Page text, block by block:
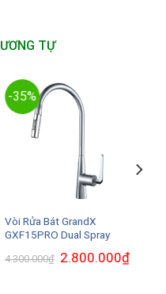
TỰ
-35%
Vòi Rửa Bát GrandX
GXF15PRO Dual Spray
4.300.000₫ Giá
gốc
2.800.000₫Giá
hiện